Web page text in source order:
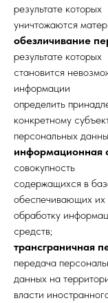
результате которых
уничтожаются
обезличивание
результате которых
становится
информации
определить
конкретному
персональных
информационная
совокупность
содержащихся в
обеспечивающих их
обработку
средств;
трансграничная
передача
данных на
власти